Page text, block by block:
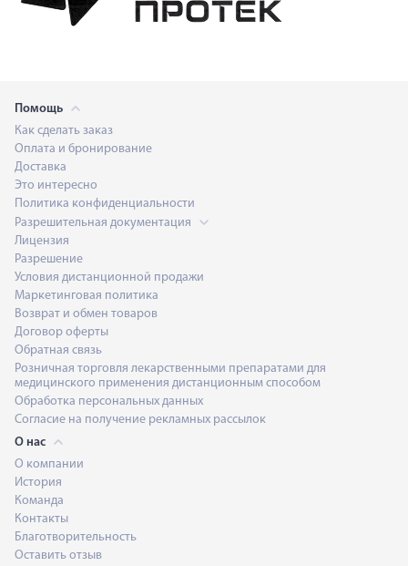
Помощь
Как сделать заказ
Оплата и бронирование
Доставка
Это интересно
Политика конфиденциальности
Разрешительная документация
Лицензия
Разрешение
Условия дистанционной продажи
Маркетинговая политика
Возврат и обмен товаров
Договор оферты
Обратная связь
Розничная торговля лекарственными препаратами для
медицинского применения дистанционным способом
Обработка персональных данных
Согласие на получение рекламных рассылок
О нас
О компании
История
Команда
Контакты
Благотворительность
Оставить отзыв